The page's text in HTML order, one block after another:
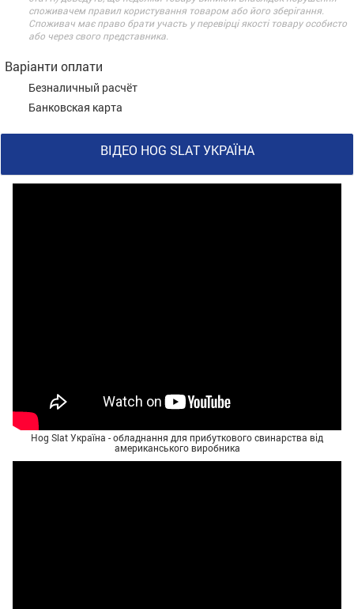
споживачем правил користування товаром або його зберігання.
Споживач має право брати участь у перевірці якості товару особисто
або через свого представника.
Варіанти оплати
Безналичный расчёт
Банковская карта
ВІДЕО HOG SLAT УКРАЇНА
Hog Slat Україна - обладнання для прибуткового свинарства від
американського виробника